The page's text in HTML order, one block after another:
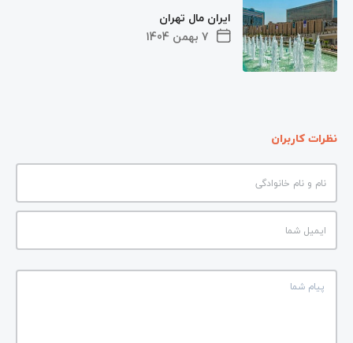
7 بهمن 1404
ایران مال تهران
نظرات کاربران